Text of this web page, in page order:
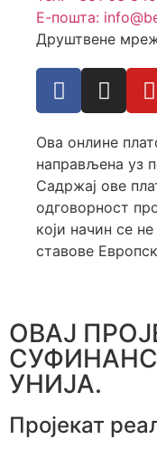
Е-пошта:
Друштвене
Ова онлине
направљена уз
Садржај ове
одговорност
који начин се
ставове
ОВАЈ
УНИЈА.
Пројекат